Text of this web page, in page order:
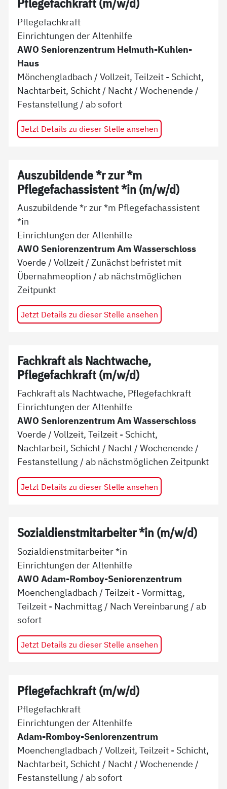
Pflegefachkraft (m/w/d)
Pflegefachkraft
Einrichtungen der Altenhilfe
AWO Seniorenzentrum Helmuth-Kuhlen-
Haus
Mönchengladbach /Vollzeit, Teilzeit - Schicht,
Nachtarbeit, Schicht / Nacht / Wochenende /
Festanstellung / absofort
Jetzt Details zu dieser Stelle ansehen
Auszubildende *r zur *m
Pflegefachassistent *in (m/w/d)
Auszubildende *r zur *m Pflegefachassistent
*in
Einrichtungen der Altenhilfe
AWO Seniorenzentrum Am Wasserschloss
Voerde /Vollzeit /Zunächst befristet mit
Übernahmeoption / ab nächstmöglichen
Zeitpunkt
Jetzt Details zu dieser Stelle ansehen
Fachkraft als Nachtwache,
Pflegefachkraft (m/w/d)
Fachkraft als Nachtwache, Pflegefachkraft
Einrichtungen der Altenhilfe
AWO Seniorenzentrum Am Wasserschloss
Voerde /Vollzeit, Teilzeit - Schicht,
Nachtarbeit, Schicht / Nacht / Wochenende /
Festanstellung / ab nächstmöglichen Zeitpunkt
Jetzt Details zu dieser Stelle ansehen
Sozialdienstmitarbeiter *in (m/w/d)
Sozialdienstmitarbeiter *in
Einrichtungen der Altenhilfe
AWO Adam-Romboy-Seniorenzentrum
Moenchengladbach /Teilzeit - Vormittag,
Teilzeit - Nachmittag / Nach Vereinbarung / ab
sofort
Jetzt Details zu dieser Stelle ansehen
Pflegefachkraft (m/w/d)
Pflegefachkraft
Einrichtungen der Altenhilfe
Adam-Romboy-Seniorenzentrum
Moenchengladbach /Vollzeit, Teilzeit - Schicht,
Nachtarbeit, Schicht / Nacht / Wochenende /
Festanstellung / absofort